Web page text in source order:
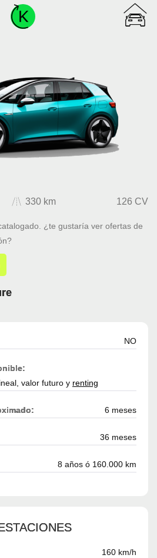
330 km 126 CV
¿te gustaría ver ofertas de
NO
valor futuro y renting
6 meses
36 meses
8 años ó 160.000 km
160 km/h